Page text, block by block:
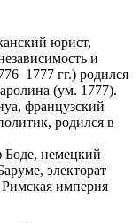
юрист,
и
гг.) родился
(ум. 1777).
французский
родился в
немецкий
электорат
империя